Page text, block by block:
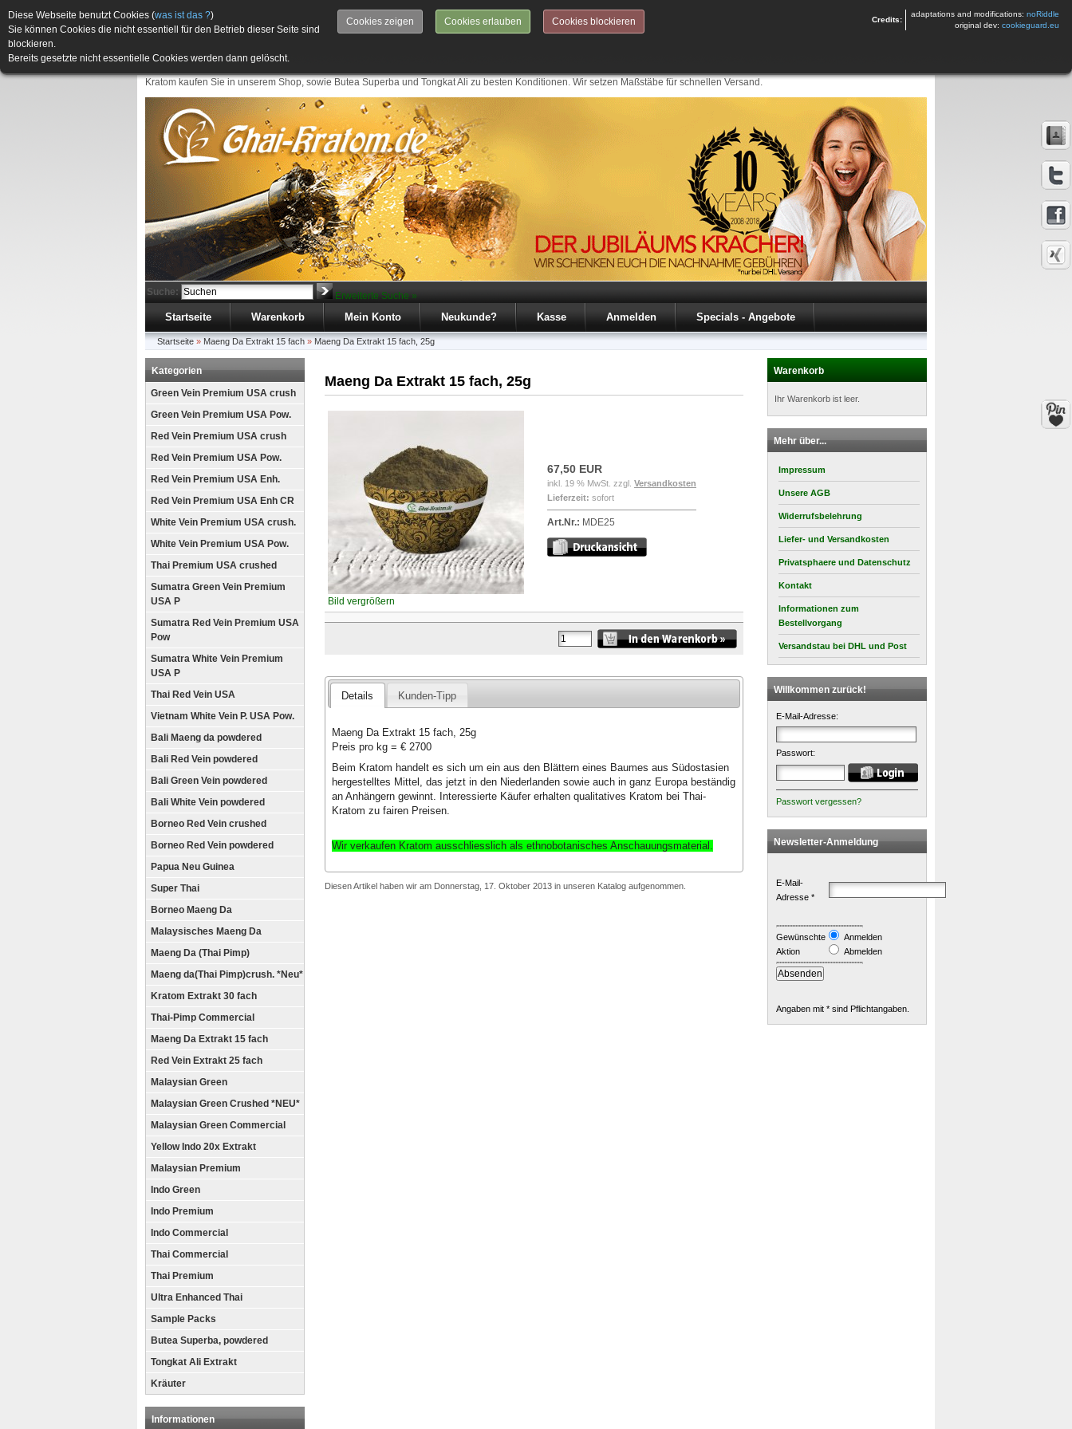
Credits:
adaptations and modifications: noRiddle
original dev: cookieguard.eu
Diese Webseite benutzt Cookies (was ist das ?)
Sie können Cookies die nicht essentiell für den Betrieb dieser Seite sind
blockieren.
Bereits gesetzte nicht essentielle Cookies werden dann gelöscht.
Cookies zeigen Cookies erlauben Cookies blockieren
Kratom kaufen Sie in unserem Shop, sowie Butea Superba und Tongkat Ali zu besten Konditionen. Wir setzen Maßstäbe für schnellen Versand.
Suche: Erweiterte Suche »
Startseite Warenkorb Mein Konto Neukunde? Kasse Anmelden Specials - Angebote
Startseite » Maeng Da Extrakt 15 fach » Maeng Da Extrakt 15 fach, 25g
Kategorien
Green Vein Premium USA crush
Green Vein Premium USA Pow.
Red Vein Premium USA crush
Red Vein Premium USA Pow.
Red Vein Premium USA Enh.
Red Vein Premium USA Enh CR
White Vein Premium USA crush.
White Vein Premium USA Pow.
Thai Premium USA crushed
Sumatra Green Vein Premium
USA P
Sumatra Red Vein Premium USA
Pow
Sumatra White Vein Premium
USA P
Thai Red Vein USA
Vietnam White Vein P. USA Pow.
Bali Maeng da powdered
Bali Red Vein powdered
Bali Green Vein powdered
Bali White Vein powdered
Borneo Red Vein crushed
Borneo Red Vein powdered
Papua Neu Guinea
Super Thai
Borneo Maeng Da
Malaysisches Maeng Da
Maeng Da (Thai Pimp)
Maeng da(Thai Pimp)crush. *Neu*
Kratom Extrakt 30 fach
Thai-Pimp Commercial
Maeng Da Extrakt 15 fach
Red Vein Extrakt 25 fach
Malaysian Green
Malaysian Green Crushed *NEU*
Malaysian Green Commercial
Yellow Indo 20x Extrakt
Malaysian Premium
Indo Green
Indo Premium
Indo Commercial
Thai Commercial
Thai Premium
Ultra Enhanced Thai
Sample Packs
Butea Superba, powdered
Tongkat Ali Extrakt
Kräuter
Informationen
Maeng Da Extrakt 15 fach, 25g
Bild vergrößern
67,50 EUR
inkl. 19 % MwSt. zzgl. Versandkosten
Lieferzeit: sofort
Art.Nr.: MDE25
Details Kunden-Tipp
Maeng Da Extrakt 15 fach, 25g
Preis pro kg = € 2700
Beim Kratom handelt es sich um ein aus den Blättern eines Baumes aus Südostasien
hergestelltes Mittel, das jetzt in den Niederlanden sowie auch in ganz Europa beständig
an Anhängern gewinnt. Interessierte Käufer erhalten qualitatives Kratom bei Thai-
Kratom zu fairen Preisen.
Wir verkaufen Kratom ausschliesslich als ethnobotanisches Anschauungsmaterial
Diesen Artikel haben wir am Donnerstag, 17. Oktober 2013 in unseren Katalog aufgenommen.
Warenkorb
Ihr Warenkorb ist leer.
Mehr über...
Impressum
Unsere AGB
Widerrufsbelehrung
Liefer- und Versandkosten
Privatsphaere und Datenschutz
Kontakt
Informationen zum
Bestellvorgang
Versandstau bei DHL und Post
Willkommen zurück!
E-Mail-Adresse:
Passwort:
Passwort vergessen?
Newsletter-Anmeldung
E-Mail-
Adresse *
Gewünschte
Aktion
Anmelden
Abmelden
Angaben mit * sind Pflichtangaben.